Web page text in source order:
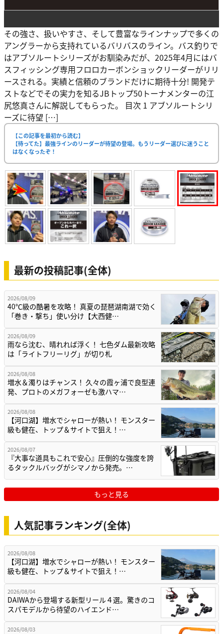
その強さ、扱いやすさ、そして豊富なラインナップで多くの
アングラーから支持れているバリバスのライン。バス釣りで
はアブソルートシリーズがお馴染みだが、2025年4月にはバ
スフィッシング専用フロロカーボンショックリーダーがリリ
ースされる。実績と信頼のブランドだけに期待十分! 開発テ
ストなどでその実力を知るJBトップ50トーナメンターの江
尻悠真さんに解説してもらった。 目次 1 アブソルートシリ
ーズに待望 […]
【この記事を最初から読む】
【待ってた】最強ラインのリーダーが待望の登場。もうリーダー選びに迷うこと
はなくなったぞ！
最新の投稿記事(全体)
2026/08/09
40℃級の酷暑を攻略！ 真夏の琵琶湖南湖で効く
「巻き・撃ち」使い分け【大西健…
2026/08/09
雨なら沈む、晴れれば浮く！ 七色ダム最新攻略
は「ライトフリーリグ」が切り札
2026/08/08
増水＆濁りはチャンス！ 久々の霞ヶ浦で良型連
発、プロトのメガフォーゼも激ハマ…
2026/08/08
【河口湖】増水でシャローが熱い！ モンスター
級も健在、トップ＆サイトで狙え！…
2026/08/07
『大事な道具もこれで安心』圧倒的な強度を誇
るタックルバッグがシマノから発売。…
もっと見る
人気記事ランキング(全体)
2026/08/08
【河口湖】増水でシャローが熱い！ モンスター
級も健在、トップ＆サイトで狙え！…
2026/08/04
DAIWAから登場する新型リール４選。驚きのコ
スパモデルから待望のハイエンド…
2026/08/03